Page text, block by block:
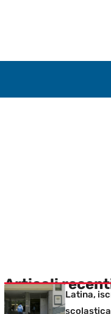
Articoli
Latina,